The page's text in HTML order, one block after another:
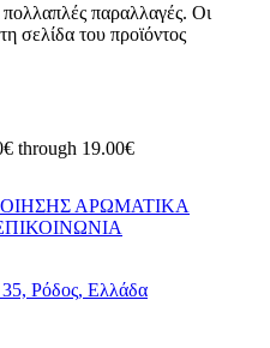
πολλαπλές παραλλαγές. Οι
σελίδα του προϊόντος
through 19.00€
ΑΡΩΜΑΤΙΚΑ
Ρόδος, Ελλάδα